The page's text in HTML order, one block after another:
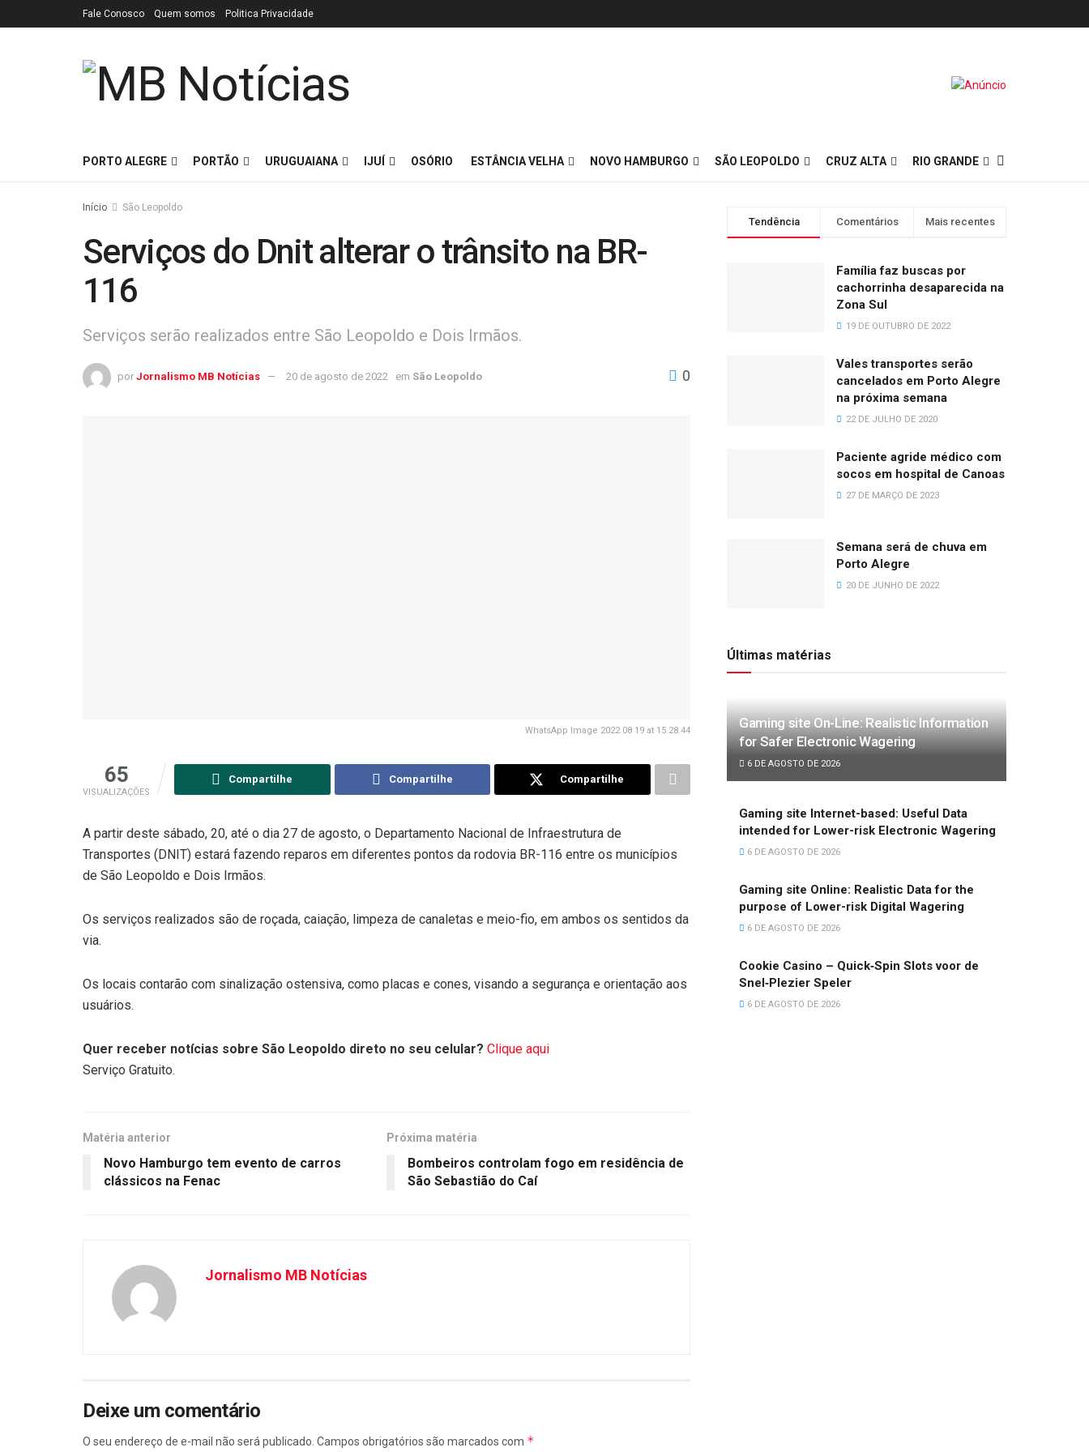
Fale Conosco Quem somos Politica Privacidade
PORTO ALEGRE PORTÃO URUGUAIANA IJUÍ OSÓRIO ESTÂNCIA VELHA NOVO HAMBURGO SÃO LEOPOLDO CRUZ ALTA RIO GRANDE
Início São Leopoldo
Serviços do Dnit alterar o trânsito na BR-
116
Serviços serão realizados entre São Leopoldo e Dois Irmãos.
por Jornalismo MB Notícias 20 de agosto de 2022 em São Leopoldo 0
WhatsApp Image 2022 08 19 at 15.28.44
65
VISUALIZAÇÕES
Compartilhe Compartilhe Compartilhe
A partir deste sábado, 20, até o dia 27 de agosto, o Departamento Nacional de Infraestrutura de
Transportes (DNIT) estará fazendo reparos em diferentes pontos da rodovia BR-116 entre os municípios
de São Leopoldo e Dois Irmãos.
Os serviços realizados são de roçada, caiação, limpeza de canaletas e meio-fio, em ambos os sentidos da
via.
Os locais contarão com sinalização ostensiva, como placas e cones, visando a segurança e orientação aos
usuários.
Quer receber notícias sobre São Leopoldo direto no seu celular? Clique aqui
Serviço Gratuito.
Matéria anterior
Novo Hamburgo tem evento de carros
clássicos na Fenac
Próxima matéria
Bombeiros controlam fogo em residência de
São Sebastião do Caí
Jornalismo MB Notícias
Deixe um comentário
O seu endereço de e-mail não será publicado. Campos obrigatórios são marcados com *
Tendência Comentários Mais recentes
Família faz buscas por
cachorrinha desaparecida na
Zona Sul
19 DE OUTUBRO DE 2022
Vales transportes serão
cancelados em Porto Alegre
na próxima semana
22 DE JULHO DE 2020
Paciente agride médico com
socos em hospital de Canoas
27 DE MARÇO DE 2023
Semana será de chuva em
Porto Alegre
20 DE JUNHO DE 2022
Últimas matérias
Gaming site On-Line: Realistic Information
for Safer Electronic Wagering
6 DE AGOSTO DE 2026
Gaming site Internet-based: Useful Data
intended for Lower-risk Electronic Wagering
6 DE AGOSTO DE 2026
Gaming site Online: Realistic Data for the
purpose of Lower-risk Digital Wagering
6 DE AGOSTO DE 2026
Cookie Casino – Quick‑Spin Slots voor de
Snel‑Plezier Speler
6 DE AGOSTO DE 2026